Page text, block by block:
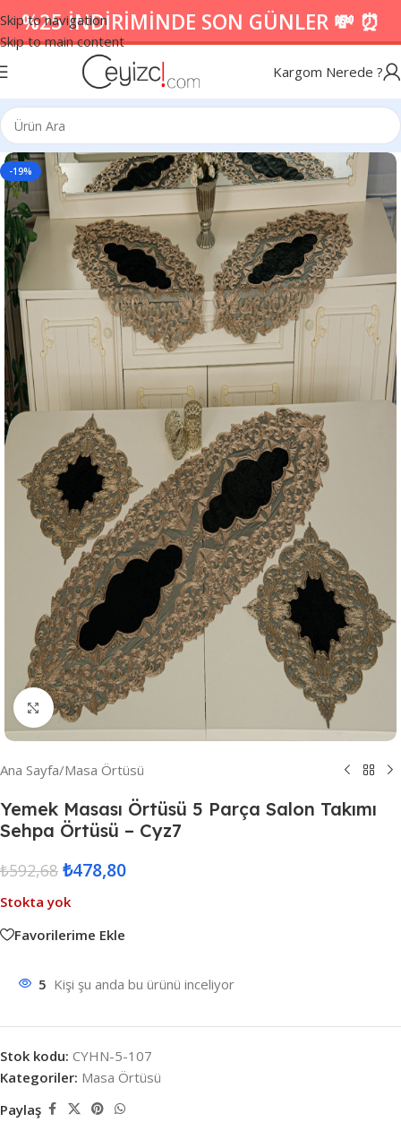
Skip to navigation
Skip to main content
%25 İNDİRİMİNDE SON GÜNLER 💸 ⏰
Kargom Nerede ?
-19%
Resmi Büyüt
Ana Sayfa/Masa Örtüsü
Yemek Masası Örtüsü 5 Parça Salon Takımı
Sehpa Örtüsü – Cyz7
₺592,68 ₺478,80
Stokta yok
Favorilerime Ekle
5 Kişi şu anda bu ürünü inceliyor
Stok kodu: CYHN-5-107
Kategoriler: Masa Örtüsü
Paylaş